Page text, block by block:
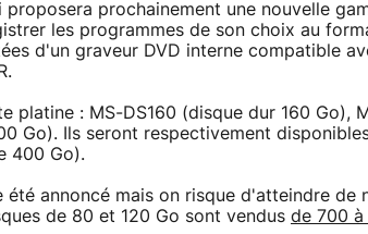
proposera prochainement une nouvelle
les programmes de son choix au
d'un graveur DVD interne compatible
platine : MS-DS160 (disque dur 160 Go),
Go). Ils seront respectivement
400 Go).
été annoncé mais on risque d'atteindre de
de 80 et 120 Go sont vendus de 700 à